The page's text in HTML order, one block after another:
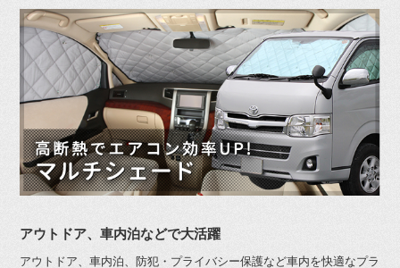
アウトドア、車内泊などで大活躍
アウトドア、車内泊、防犯・プライバシー保護など車内を快適なプラ